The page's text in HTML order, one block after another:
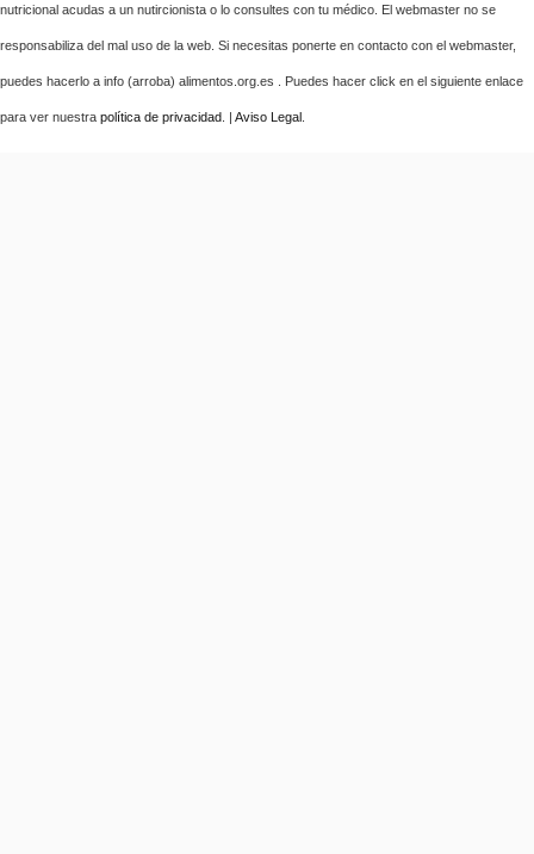
nutricional acudas a un nutircionista o lo consultes con tu médico. El webmaster no se
responsabiliza del mal uso de la web. Si necesitas ponerte en contacto con el webmaster,
puedes hacerlo a info (arroba) alimentos.org.es . Puedes hacer click en el siguiente enlace
para ver nuestra política de privacidad . | Aviso Legal